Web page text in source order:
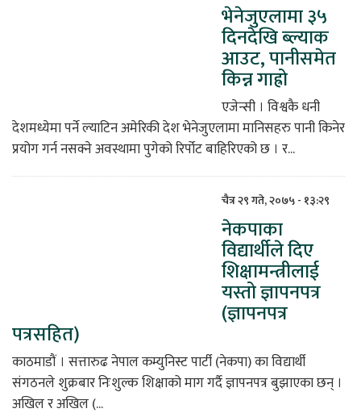
भेनेजुएलामा ३५
दिनदेखि ब्ल्याक
आउट, पानीसमेत
किन्न गाह्रो
एजेन्सी । विश्वकै धनी
देशमध्येमा पर्ने ल्याटिन अमेरिकी देश भेनेजुएलामा मानिसहरु पानी किनेर
प्रयोग गर्न नसक्ने अवस्थामा पुगेको रिर्पोट बाहिरिएको छ । र...
चैत्र २९ गते, २०७५ - १३:२९
नेकपाका
विद्यार्थीले दिए
शिक्षामन्त्रीलाई
यस्तो ज्ञापनपत्र
(ज्ञापनपत्र
पत्रसहित)
काठमाडौं । सत्तारुढ नेपाल कम्युनिस्ट पार्टी (नेकपा) का विद्यार्थी
संगठनले शुक्रबार निःशुल्क शिक्षाको माग गर्दै ज्ञापनपत्र बुझाएका छन् ।
अखिल र अखिल (...